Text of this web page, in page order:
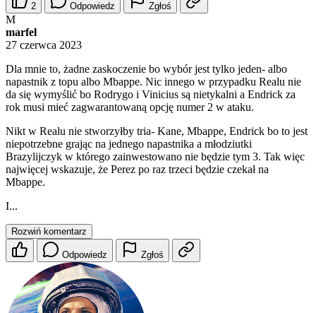
2 Odpowiedz Zgłoś
M
marfel
27 czerwca 2023
Dla mnie to, żadne zaskoczenie bo wybór jest tylko jeden- albo
napastnik z topu albo Mbappe. Nic innego w przypadku Realu nie
da się wymyślić bo Rodrygo i Vinicius są nietykalni a Endrick za
rok musi mieć zagwarantowaną opcję numer 2 w ataku.
Nikt w Realu nie stworzyłby tria- Kane, Mbappe, Endrick bo to jest
niepotrzebne grając na jednego napastnika a młodziutki
Brazylijczyk w którego zainwestowano nie będzie tym 3. Tak więc
najwięcej wskazuje, że Perez po raz trzeci będzie czekał na
Mbappe.
I...
Rozwiń komentarz
Odpowiedz Zgłoś